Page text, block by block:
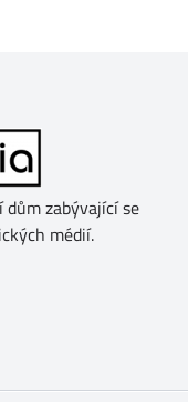
dům zabývající se
médií.